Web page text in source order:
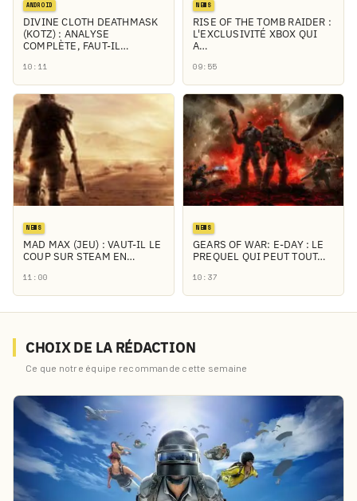
ANDROID
DIVINE CLOTH DEATHMASK
(KOTZ) : ANALYSE
COMPLÈTE, FAUT-IL…
10:11
NEWS
RISE OF THE TOMB RAIDER :
L'EXCLUSIVITÉ XBOX QUI
A…
09:55
NEWS
MAD MAX (JEU) : VAUT-IL LE
COUP SUR STEAM EN…
11:00
NEWS
GEARS OF WAR: E-DAY : LE
PREQUEL QUI PEUT TOUT…
10:37
CHOIX DE LA RÉDACTION
Ce que notre équipe recommande cette semaine